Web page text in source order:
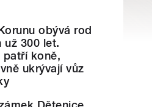
obývá rod
už 300 let.
patří koně,
ukrývají vůz